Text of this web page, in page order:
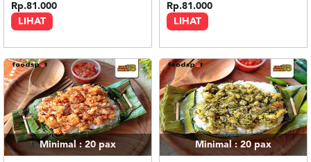
LIHAT
Rp.81.000
LIHAT
Rp.81.000
Minimal : 20 pax Minimal : 20pax